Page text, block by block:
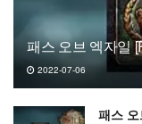
패스 오브 엑자일
2022-07-06
패스